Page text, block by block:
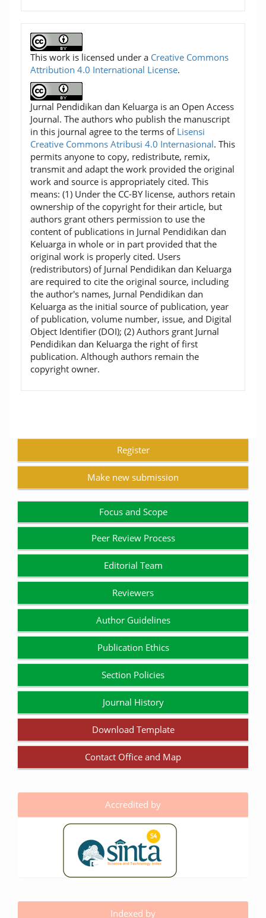
This work is licensed under a Creative Commons
Attribution 4.0 International License.
Jurnal Pendidikan dan Keluarga is an Open Access
Journal. The authors who publish the manuscript
in this journal agree to the terms of Lisensi
Creative Commons Atribusi 4.0 Internasional. This
permits anyone to copy, redistribute, remix,
transmit and adapt the work provided the original
work and source is appropriately cited. This
means: (1) Under the CC-BY license, authors retain
ownership of the copyright for their article, but
authors grant others permission to use the
content of publications in Jurnal Pendidikan dan
Keluarga in whole or in part provided that the
original work is properly cited. Users
(redistributors) of Jurnal Pendidikan dan Keluarga
are required to cite the original source, including
the author's names, Jurnal Pendidikan dan
Keluarga as the initial source of publication, year
of publication, volume number, issue, and Digital
Object Identifier (DOI); (2) Authors grant Jurnal
Pendidikan dan Keluarga the right of first
publication. Although authors remain the
copyright owner.
Register
Make new submission
Focus and Scope
Peer Review Process
Editorial Team
Reviewers
Author Guidelines
Publication Ethics
Section Policies
Journal History
Download Template
Contact Office and Map
Accredited by
Indexed by